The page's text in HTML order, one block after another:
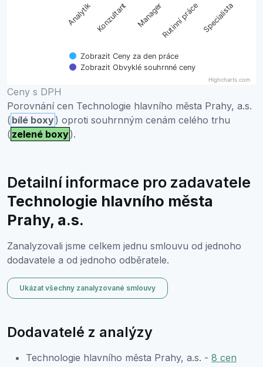
Zobrazit Ceny za den práce
Zobrazit Obvyklé souhrnné ceny
Analytik Konzultant ManagerRutinní práce Specialista
Highcharts.com
End of interactive chart.
Ceny s DPH
Porovnání cen Technologie hlavního města Prahy, a.s.
( bílé boxy) oproti souhrnným cenám celého trhu
( zelené boxy).
Detailní informace pro zadavatele
Technologie hlavního města
Prahy, a.s.
Zanalyzovali jsme celkem jednu smlouvu od jednoho
dodavatele a od jednoho odběratele.
Ukázat všechny zanalyzované smlouvy
Dodavatelé z analýzy
Technologie hlavního města Prahy, a.s. - 8 cen